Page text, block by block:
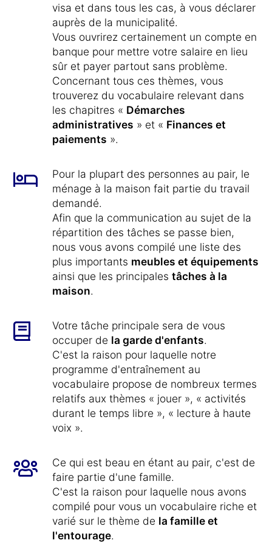
visa et dans tous les cas, à vous déclarer
auprès de la municipalité.
Vous ouvrirez certainement un compte en
banque pour mettre votre salaire en lieu
sûr et payer partout sans problème.
Concernant tous ces thèmes, vous
trouverez du vocabulaire relevant dans
les chapitres « Démarches
administratives » et « Finances et
paiements ».
Pour la plupart des personnes au pair, le
ménage à la maison fait partie du travail
demandé.
Afin que la communication au sujet de la
répartition des tâches se passe bien,
nous vous avons compilé une liste des
plus importants meubles et équipements
ainsi que les principales tâches à la
maison.
Votre tâche principale sera de vous
occuper de la garde d'enfants.
C'est la raison pour laquelle notre
programme d'entraînement au
vocabulaire propose de nombreux termes
relatifs aux thèmes « jouer », « activités
durant le temps libre », « lecture à haute
voix ».
Ce qui est beau en étant au pair, c'est de
faire partie d'une famille.
C'est la raison pour laquelle nous avons
compilé pour vous un vocabulaire riche et
varié sur le thème de la famille et
l'entourage.